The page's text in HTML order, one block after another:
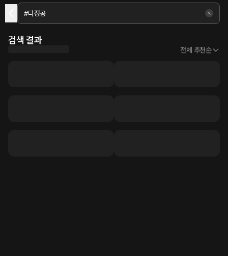
검색 결과
전체 추천순